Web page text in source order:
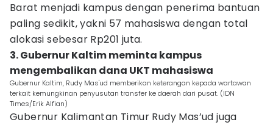
Barat menjadi kampus dengan penerima bantuan
paling sedikit, yakni 57 mahasiswa dengan total
alokasi sebesar Rp201 juta.
3. Gubernur Kaltim meminta kampus
mengembalikan dana UKT mahasiswa
Gubernur Kaltim, Rudy Mas'ud memberikan keterangan kepada wartawan
terkait kemungkinan penyusutan transfer ke daerah dari pusat. (IDN
Times/Erik Alfian)
Gubernur Kalimantan Timur Rudy Mas’ud juga